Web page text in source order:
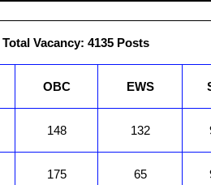
Total Vacancy: 4135 Posts
OBC EWS
148 132
175 65